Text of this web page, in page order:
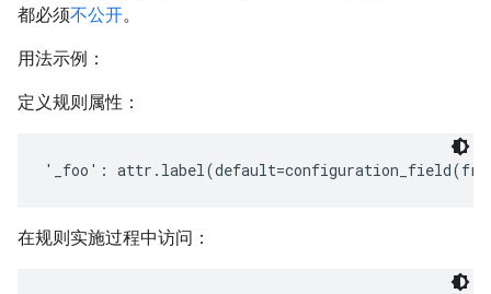
都必须不公开。
用法示例：
定义规则属性：
'_foo':
在规则实施过程中访问：